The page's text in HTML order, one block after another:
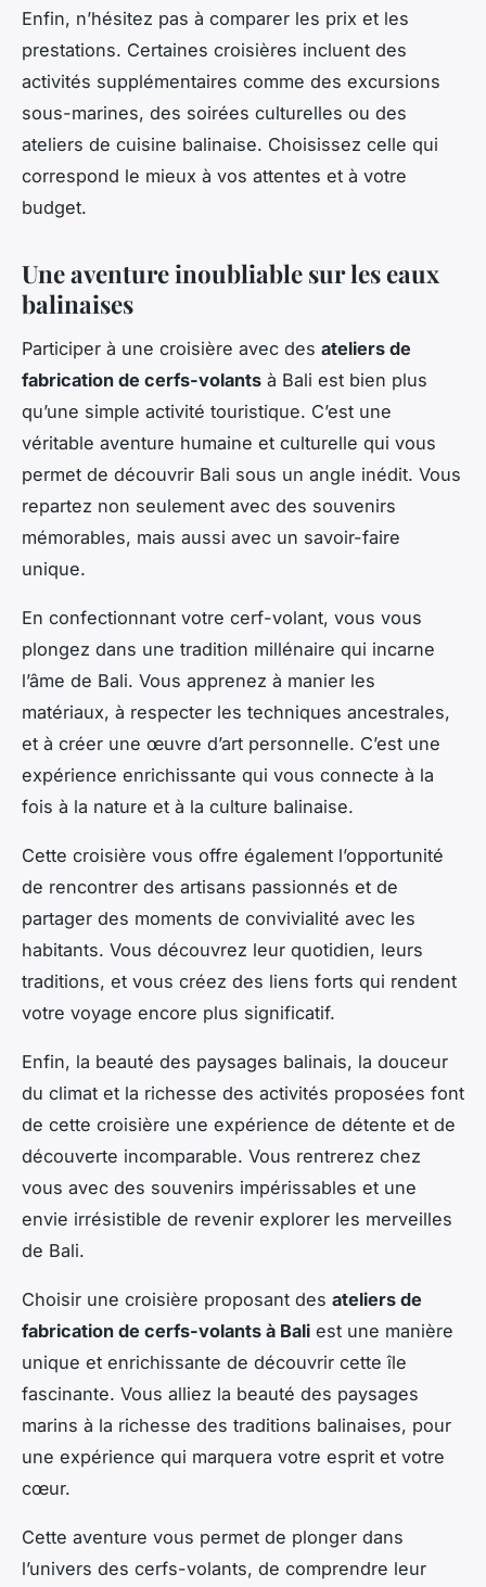
Enfin, n’hésitez pas à comparer les prix et les
prestations. Certaines croisières incluent des
activités supplémentaires comme des excursions
sous-marines, des soirées culturelles ou des
ateliers de cuisine balinaise. Choisissez celle qui
correspond le mieux à vos attentes et à votre
budget.
Une aventure inoubliable sur les eaux
balinaises
Participer à une croisière avec des ateliers de
fabrication de cerfs-volants à Bali est bien plus
qu’une simple activité touristique. C’est une
véritable aventure humaine et culturelle qui vous
permet de découvrir Bali sous un angle inédit. Vous
repartez non seulement avec des souvenirs
mémorables, mais aussi avec un savoir-faire
unique.
En confectionnant votre cerf-volant, vous vous
plongez dans une tradition millénaire qui incarne
l’âme de Bali. Vous apprenez à manier les
matériaux, à respecter les techniques ancestrales,
et à créer une œuvre d’art personnelle. C’est une
expérience enrichissante qui vous connecte à la
fois à la nature et à la culture balinaise.
Cette croisière vous offre également l’opportunité
de rencontrer des artisans passionnés et de
partager des moments de convivialité avec les
habitants. Vous découvrez leur quotidien, leurs
traditions, et vous créez des liens forts qui rendent
votre voyage encore plus significatif.
Enfin, la beauté des paysages balinais, la douceur
du climat et la richesse des activités proposées font
de cette croisière une expérience de détente et de
découverte incomparable. Vous rentrerez chez
vous avec des souvenirs impérissables et une
envie irrésistible de revenir explorer les merveilles
de Bali.
Choisir une croisière proposant des ateliers de
fabrication de cerfs-volants à Bali est une manière
unique et enrichissante de découvrir cette île
fascinante. Vous alliez la beauté des paysages
marins à la richesse des traditions balinaises, pour
une expérience qui marquera votre esprit et votre
cœur.
Cette aventure vous permet de plonger dans
l’univers des cerfs-volants, de comprendre leur